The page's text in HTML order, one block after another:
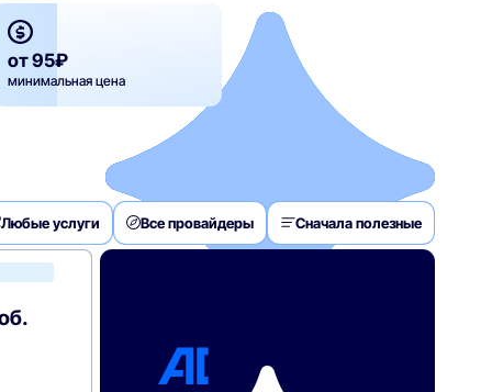
от 95₽
минимальная цена
Любые услуги Все провайдеры Сначала полезные